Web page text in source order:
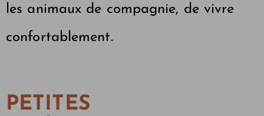
les animaux de compagnie, de vivre
confortablement.
PETITES